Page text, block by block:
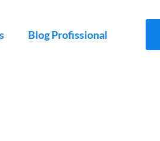
Blog Profissional